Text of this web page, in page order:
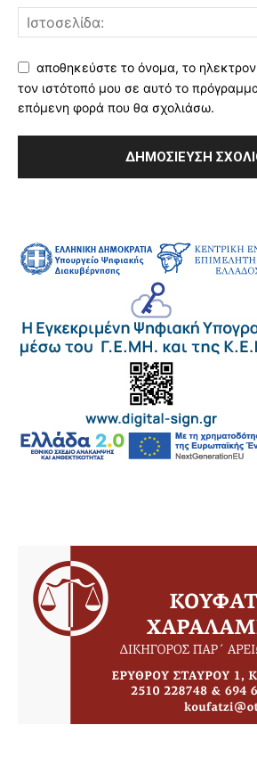
αποθηκεύστε το όνομα, το
τον ιστότοπό μου σε αυτό το
επόμενη φορά που θα σχολιάσω.